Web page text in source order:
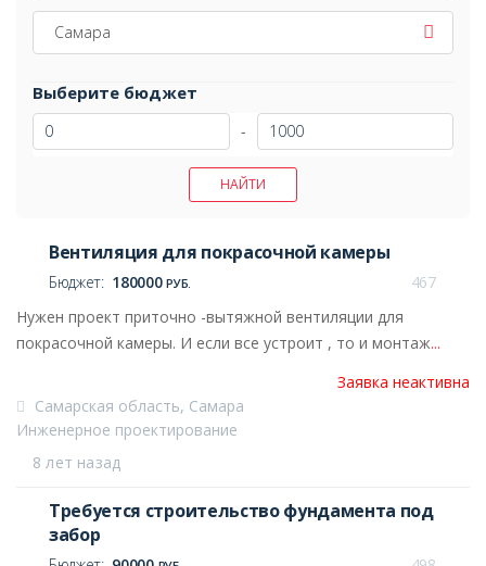
Самара
Выберите бюджет
-
Вентиляция для покрасочной камеры
Бюджет: 180000РУБ.
467
Нужен проект приточно -вытяжной вентиляции для
покрасочной камеры. И если все устроит , то и монтаж...
Заявка неактивна
8 лет назад
Самарская область, Самара
Инженерное проектирование
Требуется строительство фундамента под
забор